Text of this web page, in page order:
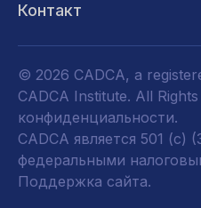
Контакт
© 2026 CADCA, a
CADCA Institute. All
конфиденциальности.
CADCA является 501 (c)
федеральными
Поддержка сайта.